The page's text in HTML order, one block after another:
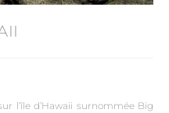
l’île d’Hawaii surnommée Big